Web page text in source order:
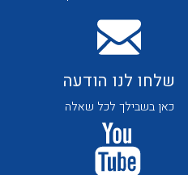
לכל מוצרי היצרן
שלחו לנו הודעה
כאן בשבילך לכל שאלה